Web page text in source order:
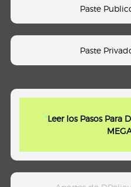
Paste
Paste
"Leer los Pasos Para